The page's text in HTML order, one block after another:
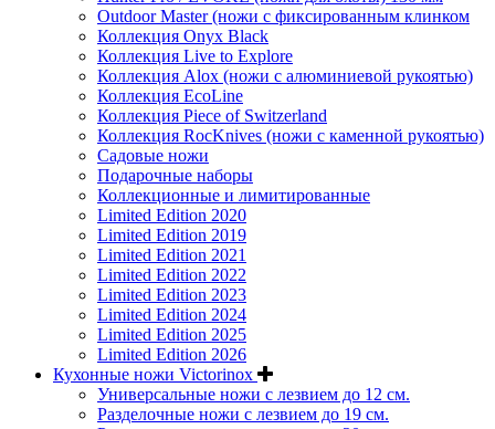
Outdoor Master (ножи с фиксированным клинком
Коллекция Onyx Black
Коллекция Live to Explore
Коллекция Alox (ножи с алюминиевой рукоятью)
Коллекция EcoLine
Коллекция Piece of Switzerland
Коллекция RocKnives (ножи с каменной рукоятью)
Садовые ножи
Подарочные наборы
Коллекционные и лимитированные
Limited Edition 2020
Limited Edition 2019
Limited Edition 2021
Limited Edition 2022
Limited Edition 2023
Limited Edition 2024
Limited Edition 2025
Limited Edition 2026
Кухонные ножи Victorinox
Универсальные ножи с лезвием до 12 см.
Разделочные ножи с лезвием до 19 см.